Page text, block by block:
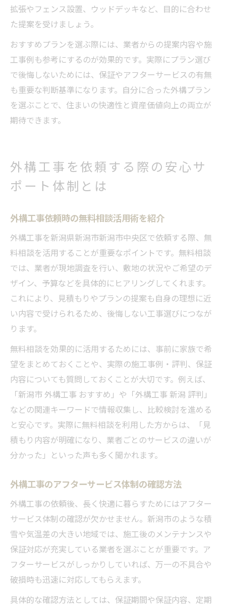
拡張やフェンス設置、ウッドデッキなど、目的に合わせ
た提案を受けましょう。
おすすめプランを選ぶ際には、業者からの提案内容や施
工事例も参考にするのが効果的です。実際にプラン選び
で後悔しないためには、保証やアフターサービスの有無
も重要な判断基準になります。自分に合った外構プラン
を選ぶことで、住まいの快適性と資産価値向上の両立が
期待できます。
外構工事を依頼する際の安心サ
ポート体制とは
外構工事依頼時の無料相談活用術を紹介
外構工事を新潟県新潟市新潟市中央区で依頼する際、無
料相談を活用することが重要なポイントです。無料相談
では、業者が現地調査を行い、敷地の状況やご希望のデ
ザイン、予算などを具体的にヒアリングしてくれます。
これにより、見積もりやプランの提案も自身の理想に近
い内容で受けられるため、後悔しない工事選びにつなが
ります。
無料相談を効果的に活用するためには、事前に家族で希
望をまとめておくことや、実際の施工事例・評判、保証
内容についても質問しておくことが大切です。例えば、
「新潟市 外構工事 おすすめ」や「外構工事 新潟 評判」
などの関連キーワードで情報収集し、比較検討を進める
と安心です。実際に無料相談を利用した方からは、「見
積もり内容が明確になり、業者ごとのサービスの違いが
分かった」といった声も多く聞かれます。
外構工事のアフターサービス体制の確認方法
外構工事の依頼後、長く快適に暮らすためにはアフター
サービス体制の確認が欠かせません。新潟市のような積
雪や気温差の大きい地域では、施工後のメンテナンスや
保証対応が充実している業者を選ぶことが重要です。ア
フターサービスがしっかりしていれば、万一の不具合や
破損時も迅速に対応してもらえます。
具体的な確認方法としては、保証期間や保証内容、定期